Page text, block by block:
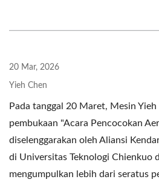
20 Mar, 2026
Yieh Chen
Pada tanggal 20 Maret, Mesin
pembukaan "Acara Pencocokan
diselenggarakan oleh Aliansi
di Universitas Teknologi Chienkuo
mengumpulkan lebih dari seratus